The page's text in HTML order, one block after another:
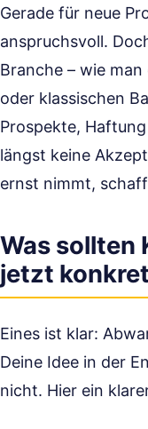
Gerade für neue
anspruchsvoll.
Branche – wie
oder klassischen
Prospekte,
längst keine
ernst nimmt,
Was sollten
jetzt
Eines ist klar:
Deine Idee in der
nicht. Hier ein